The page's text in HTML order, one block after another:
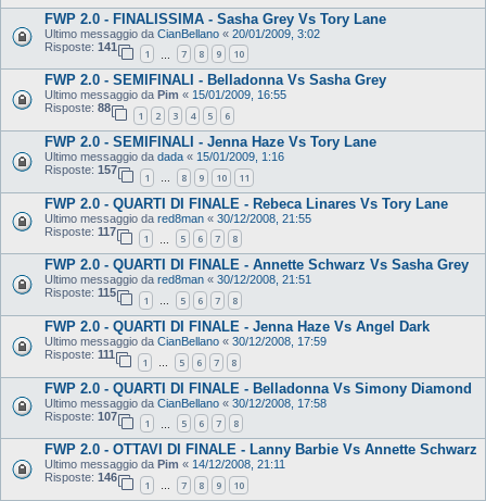
FWP 2.0 - FINALISSIMA - Sasha Grey Vs Tory Lane
Ultimo messaggio da CianBellano « 20/01/2009, 3:02
Risposte: 141
1 7 8 9 10
FWP 2.0 - SEMIFINALI - Belladonna Vs Sasha Grey
Ultimo messaggio da Pim « 15/01/2009, 16:55
Risposte: 88
1 2 3 4 5 6
FWP 2.0 - SEMIFINALI - Jenna Haze Vs Tory Lane
Ultimo messaggio da dada « 15/01/2009, 1:16
Risposte: 157
1 … 8 9 10 11
FWP 2.0 - QUARTI DI FINALE - Rebeca Linares Vs Tory Lane
Ultimo messaggio da red8man « 30/12/2008, 21:55
Risposte: 117
1 5 6 7 8
FWP 2.0 - QUARTI DI FINALE - Annette Schwarz Vs Sasha Grey
Ultimo messaggio da red8man « 30/12/2008, 21:51
Risposte: 115
1 … 5 6 7 8
FWP 2.0 - QUARTI DI FINALE - Jenna Haze Vs Angel Dark
Ultimo messaggio da CianBellano « 30/12/2008, 17:59
Risposte: 111
1 … 5 6 7 8
FWP 2.0 - QUARTI DI FINALE - Belladonna Vs Simony Diamond
Ultimo messaggio da CianBellano « 30/12/2008, 17:58
Risposte: 107
1 5 6 7 8
FWP 2.0 - OTTAVI DI FINALE - Lanny Barbie Vs Annette Schwarz
Ultimo messaggio da Pim « 14/12/2008, 21:11
Risposte: 146
1 … 7 8 9 10